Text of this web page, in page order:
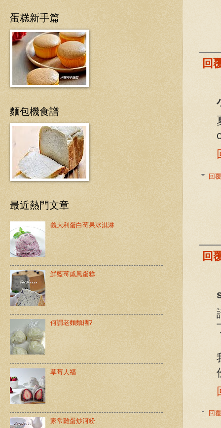
回
回覆
回
回覆
蛋糕新手篇
麵包機食譜
最近熱門文章
義大利蛋白莓果冰淇淋
鮮藍莓戚風蛋糕
何謂老麵麵糰?
草莓大福
家常雞蛋炒河粉